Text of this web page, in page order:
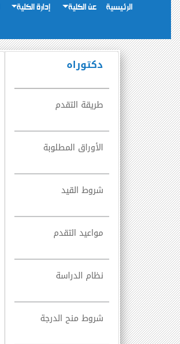
الرئيسية عن الكلية إدارة الكلية
دكتوراه
طريقة التقدم
الأوراق المطلوبة
شروط القيد
مواعيد التقدم
نظام الدراسة
شروط منح الدرجة